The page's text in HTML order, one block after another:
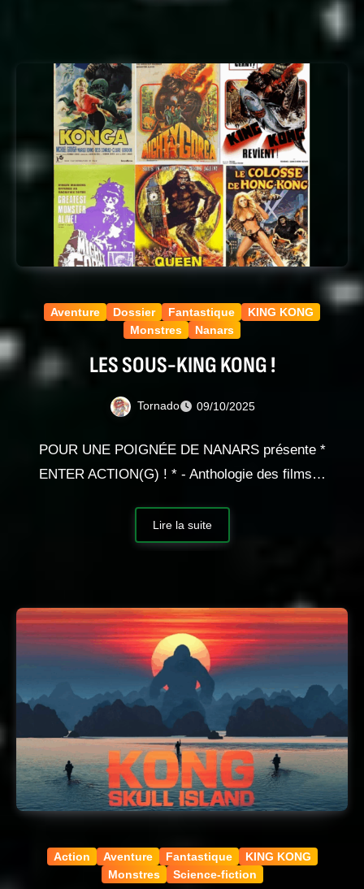
Aventure Dossier Fantastique
KING KONG
Monstres
Nanars
LES SOUS-KING KONG !
Tornado 09/10/2025
POUR UNE POIGNÉE DE NANARS présente *
ENTER ACTION(G) ! * - Anthologie des films…
Lire la suite
Action Aventure Fantastique
KING KONG
Monstres
Science-fiction